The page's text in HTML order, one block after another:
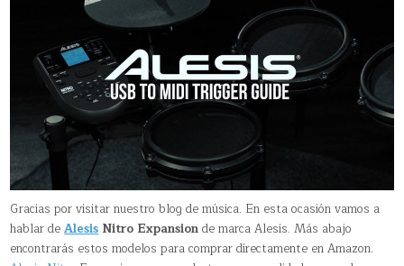
Gracias por visitar nuestro blog de música. En esta ocasión vamos a
hablar deAlesisNitro Expansionde marca Alesis. Más abajo
encontrarás estos modelos para comprar directamente en Amazon.